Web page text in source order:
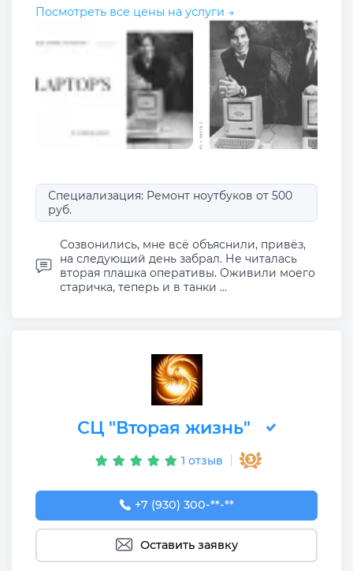
Посмотреть все цены на услуги →
Специализация: Ремонт ноутбуков от 500
руб.
Созвонились, мне всё объяснили, привёз,
на следующий день забрал. Не читалась
вторая плашка оперативы. Оживили моего
старичка, теперь и в танки ...
СЦ "Вторая жизнь"
1 отзыв
+7 (930) 300-50-67
+7 (930) 300-**-**
Оставить заявку